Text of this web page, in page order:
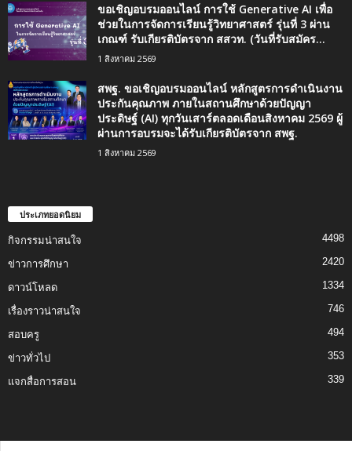
ขอเชิญอบรมออนไลน์ การใช้ Generative AI เพื่อ
ช่วยในการจัดการเรียนรู้วิทยาศาสตร์ รุ่นที่ 3 ผ่าน
เกณฑ์ รับเกียรติบัตรจาก สสวท. (วันที่รับสมัคร...
1 สิงหาคม 2569
สพฐ. ขอเชิญอบรมออนไลน์ หลักสูตรการดำเนินงาน
ประกันคุณภาพ ภายในสถานศึกษาด้วยปัญญา
ประดิษฐ์ (AI) ทุกวันเสาร์ตลอดเดือนสิงหาคม 2569 ผู้
ผ่านการอบรมจะได้รับเกียรติบัตรจาก สพฐ.
1 สิงหาคม 2569
ประเภทยอดนิยม
กิจกรรมน่าสนใจ 4498
ข่าวการศึกษา 2420
ดาวน์โหลด 1334
เรื่องราวน่าสนใจ 746
สอบครู 494
ข่าวทั่วไป 353
แจกสื่อการสอน 339